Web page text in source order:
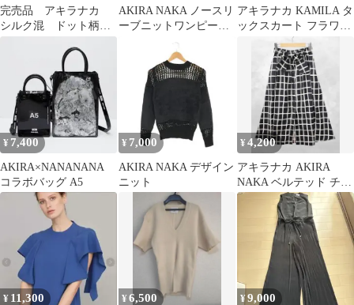
完売品 アキラナカ
シルク混 ドット柄
ワンピース ブラック
AKIRA NAKA ノースリ
ーブニットワンピース
アキラナカ KAMILA タ
ックスカート フラワー
ジャガード 定価63,800
¥ 7,400
AKIRA×NANANANA
コラボバッグ A5
¥ 7,000
AKIRA NAKA デザイン
ニット
¥4,200
アキラナカ AKIRA
NAKA ベルテッド チェ
ック スカート 1(S)
¥ 11,300 ¥6,500 ¥9,000